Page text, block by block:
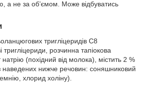
а не за об’ємом. Може відбуватись
тригліцеридів C8
розчинна тапіокова
натрію (похідний від молока), містить 2 %
нижче речовин: соняшниковий
хлорид холіну).